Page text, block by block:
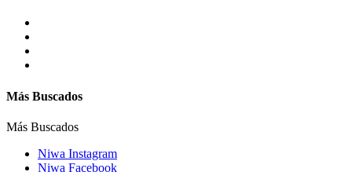
Más Buscados
Más Buscados
Niwa Instagram
Niwa Facebook